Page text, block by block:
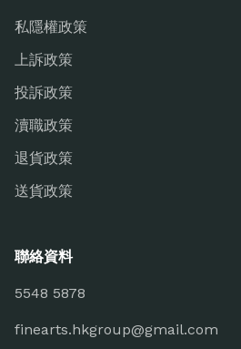
私隱權政策
上訴政策
投訴政策
瀆職政策
退貨政策
送貨政策
聯絡資料
5548 5878
finearts.hkgroup@gmail.com